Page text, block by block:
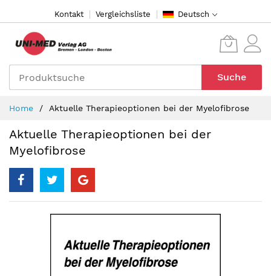
Inhalt
Kontakt Vergleichsliste Deutsch
Suche
Home Aktuelle Therapieoptionen bei der Myelofibrose
Aktuelle Therapieoptionen bei der
Myelofibrose
Bildergalerie